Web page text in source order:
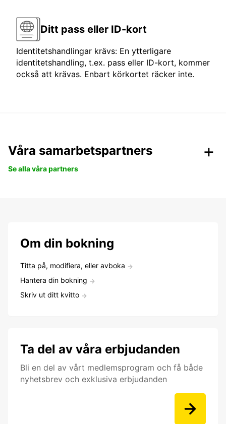
Ditt pass eller ID-kort
Identitetshandlingar krävs: En ytterligare
identitetshandling, t.ex. pass eller ID-kort, kommer
också att krävas. Enbart körkortet räcker inte.
Våra samarbetspartners
Se alla våra partners
Om din bokning
Titta på, modifiera, eller avboka
Hantera din bokning
Skriv ut ditt kvitto
Ta del av våra erbjudanden
Bli en del av vårt medlemsprogram och få både
nyhetsbrev och exklusiva erbjudanden